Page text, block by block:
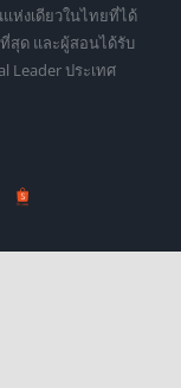
ห่งเดียวในไทยที่ได้
สุด และผู้สอนได้รับ
Leader ประเทศ